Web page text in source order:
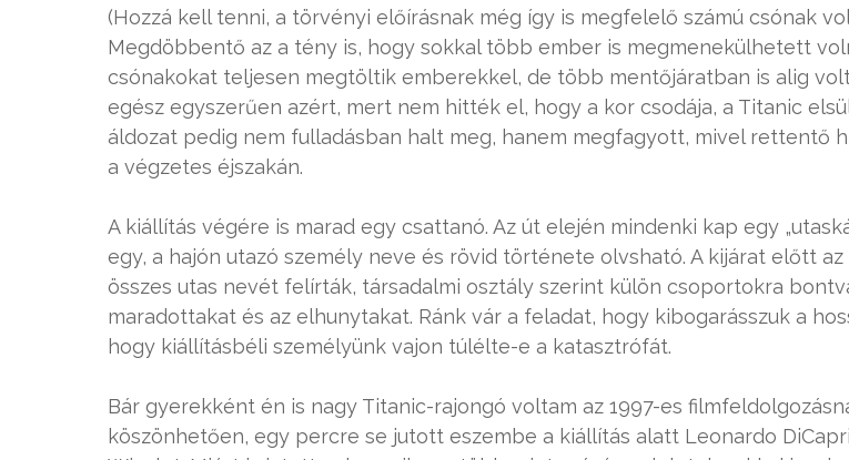
(Hozzá kell tenni, a törvényi előírásnak még így is megfelelő számú csónak
Megdöbbentő az a tény is, hogy sokkal több ember is megmenekülhetett
csónakokat teljesen megtöltik emberekkel, de több mentőjáratban is alig
egész egyszerűen azért, mert nem hitték el, hogy a kor csodája, a Titanic
áldozat pedig nem fulladásban halt meg, hanem megfagyott, mivel rettentő
a végzetes éjszakán.
A kiállítás végére is marad egy csattanó. Az út elején mindenki kap egy
egy, a hajón utazó személy neve és rövid története olvsható. A kijárat előtt
összes utas nevét felírták, társadalmi osztály szerint külön csoportokra
maradottakat és az elhunytakat. Ránk vár a feladat, hogy kibogarásszuk a
hogy kiállításbéli személyünk vajon túlélte-e a katasztrófát.
Bár gyerekként én is nagy Titanic-rajongó voltam az 1997-es
köszönhetően, egy percre se jutott eszembe a kiállítás alatt Leonardo